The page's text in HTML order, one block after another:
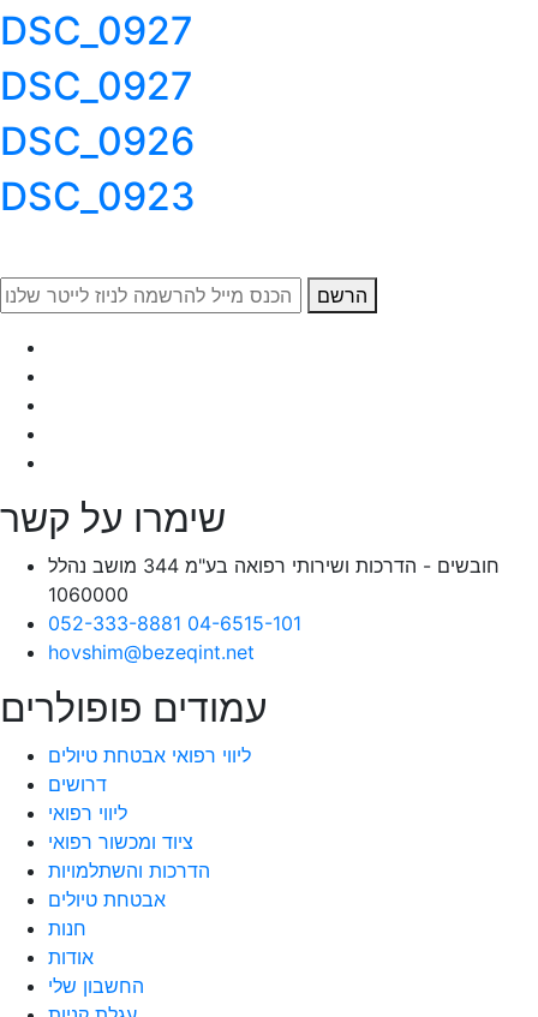
DSC_0927
DSC_0927
DSC_0926
DSC_0923
הרשם
שימרו על קשר
חובשים - הדרכות ושירותי רפואה בע"מ 344 מושב נהלל
1060000
052-333-8881 04-6515-101
hovshim@bezeqint.net
עמודים פופולרים
ליווי רפואי אבטחת טיולים
דרושים
ליווי רפואי
ציוד ומכשור רפואי
הדרכות והשתלמויות
אבטחת טיולים
חנות
אודות
החשבון שלי